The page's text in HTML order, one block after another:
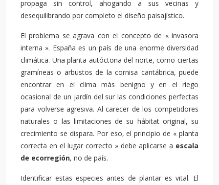
propaga sin control, ahogando a sus vecinas y
desequilibrando por completo el diseño paisajístico.
El problema se agrava con el concepto de « invasora
interna ». España es un país de una enorme diversidad
climática. Una planta autóctona del norte, como ciertas
gramíneas o arbustos de la cornisa cantábrica, puede
encontrar en el clima más benigno y en el riego
ocasional de un jardín del sur las condiciones perfectas
para volverse agresiva. Al carecer de los competidores
naturales o las limitaciones de su hábitat original, su
crecimiento se dispara. Por eso, el principio de « planta
correcta en el lugar correcto » debe aplicarse a escala
de ecorregión, no de país.
Identificar estas especies antes de plantar es vital. El